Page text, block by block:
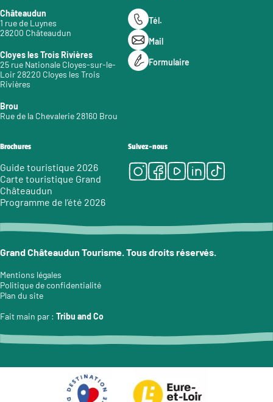
Châteaudun
1 rue de Luynes
28200 Châteaudun
Cloyes les Trois Rivières
25 rue Nationale Cloyes-sur-le-
Loir 28220 Cloyes les Trois
Rivières
Brou
Rue de la Chevalerie 28160 Brou
Tél.
Mail
Formulaire
Brochures
Guide touristique 2026
Carte touristique Grand
Châteaudun
Programme de l’été 2026
Suivez-nous
Instagram
Facebook
Youtube
LinkedIn
Tiktok
Grand Châteaudun Tourisme. Tous droits réservés.
Mentions légales
Politique de confidentialité
Plan du site
Fait main par : Tribu and Co